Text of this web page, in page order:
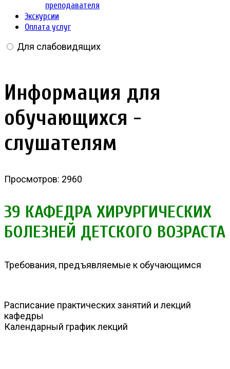
преподавателя
Экскурсии
Оплата услуг
Для слабовидящих
Информация для
обучающихся -
слушателям
Просмотров: 2960
39 КАФЕДРА ХИРУРГИЧЕСКИХ
БОЛЕЗНЕЙ ДЕТСКОГО ВОЗРАСТА
Требования, предъявляемые к обучающимся
Расписание практических занятий и лекций
кафедры
Календарный график лекций